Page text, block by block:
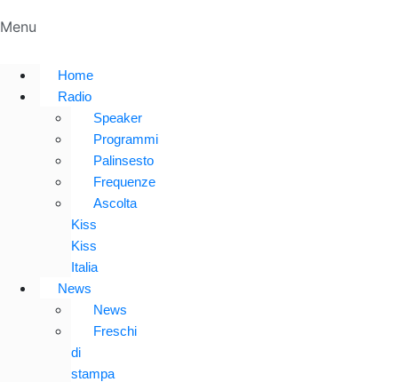
Menu
Home
Radio
Speaker
Programmi
Palinsesto
Frequenze
Ascolta
Kiss
Kiss
Italia
News
News
Freschi
di
stampa